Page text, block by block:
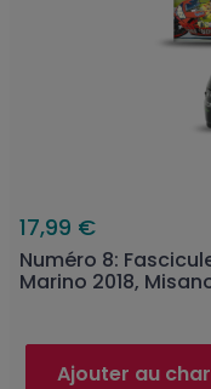
17,99 €
Numéro 8:
Marino 2018,
Ajouter au